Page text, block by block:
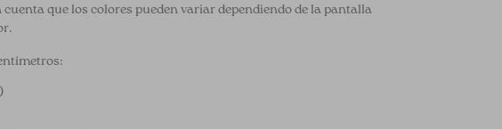
cuenta que los colores pueden variar dependiendo de la pantalla